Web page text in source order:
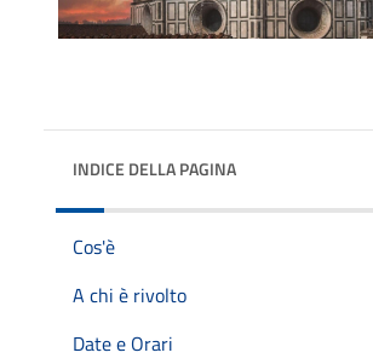
INDICE DELLA PAGINA
Cos'è
A chi è rivolto
Date e Orari